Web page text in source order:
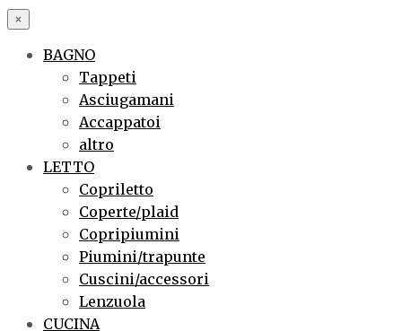
×
BAGNO
Tappeti
Asciugamani
Accappatoi
altro
LETTO
Copriletto
Coperte/plaid
Copripiumini
Piumini/trapunte
Cuscini/accessori
Lenzuola
CUCINA